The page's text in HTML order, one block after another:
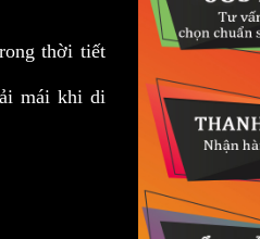
thời tiết
mái khi di